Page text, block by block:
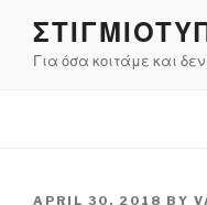
contentΓια όσα κοιτάμε και
POSTED
APRIL 30, 2018 BY